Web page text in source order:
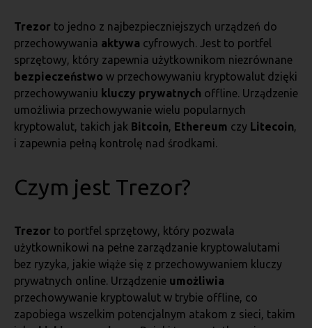
Trezor to jedno z najbezpieczniejszych urządzeń do
przechowywania aktywa cyfrowych. Jest to portfel
sprzętowy, który zapewnia użytkownikom niezrównane
bezpieczeństwo w przechowywaniu kryptowalut dzięki
przechowywaniu kluczy prywatnych offline. Urządzenie
umożliwia przechowywanie wielu popularnych
kryptowalut, takich jak Bitcoin, Ethereum czy Litecoin,
i zapewnia pełną kontrolę nad środkami.
Czym jest Trezor?
Trezor to portfel sprzętowy, który pozwala
użytkownikowi na pełne zarządzanie kryptowalutami
bez ryzyka, jakie wiąże się z przechowywaniem kluczy
prywatnych online. Urządzenie umożliwia
przechowywanie kryptowalut w trybie offline, co
zapobiega wszelkim potencjalnym atakom z sieci, takim